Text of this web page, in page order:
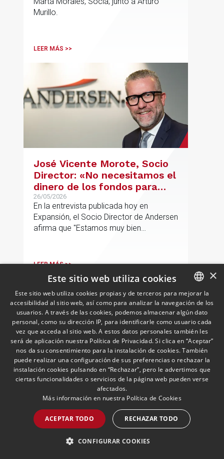
Murillo.
LEER MÁS >>
José Vicente Morote, Socio
Director: «No necesitamos el
dinero de los fondos para
desarrollar nuestro
proyecto»
26/05/2026
En la entrevista publicada hoy en
Expansión, el Socio Director de Andersen
afirma que "Estamos muy bien
tenemos y ese es el modelo que vamos
LEER MÁS >>
Las empresas españolas en
Cuba tratan de protegerse
frente a las nuevas
sanciones millonarias que
prepara Estados Unidos
19/05/2026 Cuban Desk
Ignacio Aparicio, responsable del Cuban
endurecimiento de las sanciones de
SPANISH
ENGLISH
PORTUGUESE
×
Este sitio web utiliza cookies
Este sitio web utiliza cookies propias y de terceros para mejorar la
accesibilidad al sitio web, así como para analizar la navegación de los
usuarios. A través de las cookies, podemos almacenar algún dato
personal, como su dirección IP, para identificarle como usuario cada
vez que acceda al sitio web. A estos datos personales también les
será de aplicación nuestra Política de Privacidad. Si clica en “Aceptar”
nos da su consentimiento para la instalación de cookies. También
puede realizar una configuración de sus preferencias o rechazar la
instalación cookies pulsando en “Rechazar”, pero le advertimos que
ciertas funcionalidades o servicios de la página web pueden verse
afectados.
Más información en nuestra Política de Cookies
ACEPTAR TODO RECHAZAR TODO
CONFIGURAR COOKIES